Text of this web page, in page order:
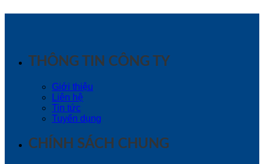
THÔNG TIN CÔNG TY
Giới thiệu
Liên hệ
Tin tức
Tuyển dụng
CHÍNH SÁCH CHUNG